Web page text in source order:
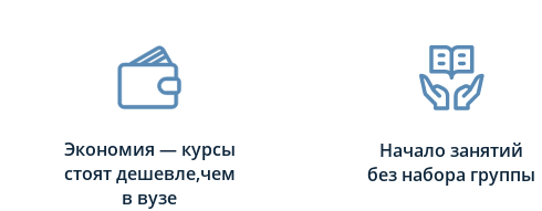
Экономия — курсы
стоят дешевле,чем
в вузе
Начало занятий
без набора группы